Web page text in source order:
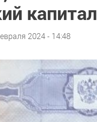
капитал
2024 - 14:48